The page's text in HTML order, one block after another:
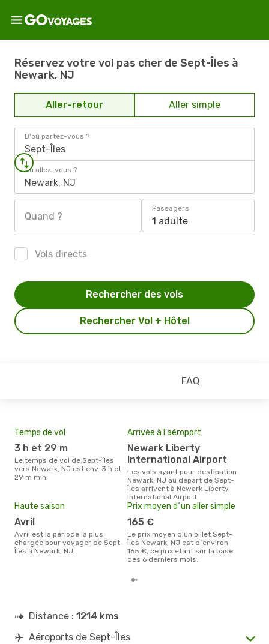
Réservez votre vol pas cher de Sept-Îles à
Newark, NJ
Aller-retour Aller simple
D'où partez-vous ?
Sept-Îles
Où allez-vous ?
Newark, NJ
Quand ?
Passagers
1 adulte
Vols directs
Rechercher Vol + Hôtel
Rechercher des vols
FAQ
Temps de vol
3 h et 29 m
Le temps de vol de Sept-Îles
vers Newark, NJ est env. 3 h et
29 m min.
Arrivée à l'aéroport
Newark Liberty
International Airport
Les vols ayant pour destination
Newark, NJ au depart de Sept-
Îles arrivent à Newark Liberty
International Airport
Haute saison
avril
avril est la période la plus
chargée pour voyager de Sept-
Îles à Newark, NJ.
Prix moyen d´un aller simple
165 €
Le prix moyen d'un billet Sept-
Îles Newark, NJ est d´environ
165 €, ce prix étant sur la base
des 6 derniers mois.
Distance : 1214 kms
Aéroports de Sept-Îles